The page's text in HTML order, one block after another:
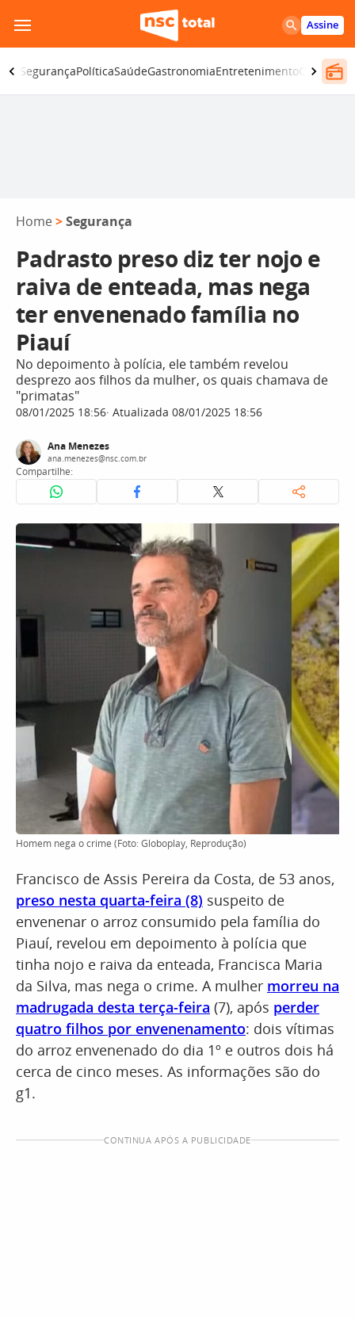
para
o
conteúdo
Assine
SegurançaPolíticaSaúdeGastronomiaEntretenimentoCBN
Home >Segurança
Padrasto preso diz ter nojo e
raiva de enteada, mas nega
ter envenenado família no
Piauí
No depoimento à polícia, ele também revelou
desprezo aos filhos da mulher, os quais chamava de
"primatas"
08/01/2025 18:56 Atualizada 08/01/2025 18:56
Ana Menezes
ana.menezes@nsc.com.br
Compartilhe:
Homem nega o crime (Foto: Globoplay, Reprodução)
Francisco de Assis Pereira da Costa, de 53 anos,
preso nesta quarta-feira (8) suspeito de
envenenar o arroz consumido pela família do
Piauí, revelou em depoimento à polícia que
tinha nojo e raiva da enteada, Francisca Maria
da Silva, mas nega o crime. A mulher morreu na
madrugada desta terça-feira (7), após perder
quatro filhos por envenenamento: dois vítimas
do arroz envenenado do dia 1º e outros dois há
cerca de cinco meses. As informações são do
g1.
CONTINUA APÓS A PUBLICIDADE